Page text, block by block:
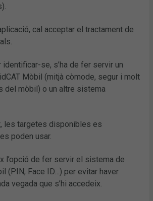
cal acceptar el tractament de
identificar-se, s’ha de fer servir un
Mòbil (mitjà còmode, segur i molt
del mòbil) o un altre sistema
les targetes disponibles es
poden usar.
l’opció de fer servir el sistema de
(PIN, Face ID…) per evitar haver
vegada que s’hi accedeix.